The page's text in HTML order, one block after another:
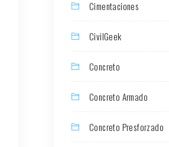
Cimentaciones
CivilGeek
Concreto
Concreto Armado
Concreto Presforzado